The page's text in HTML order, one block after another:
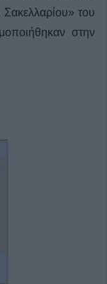
του
στην